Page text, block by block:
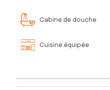
Cabine de douche
Cuisine équipée